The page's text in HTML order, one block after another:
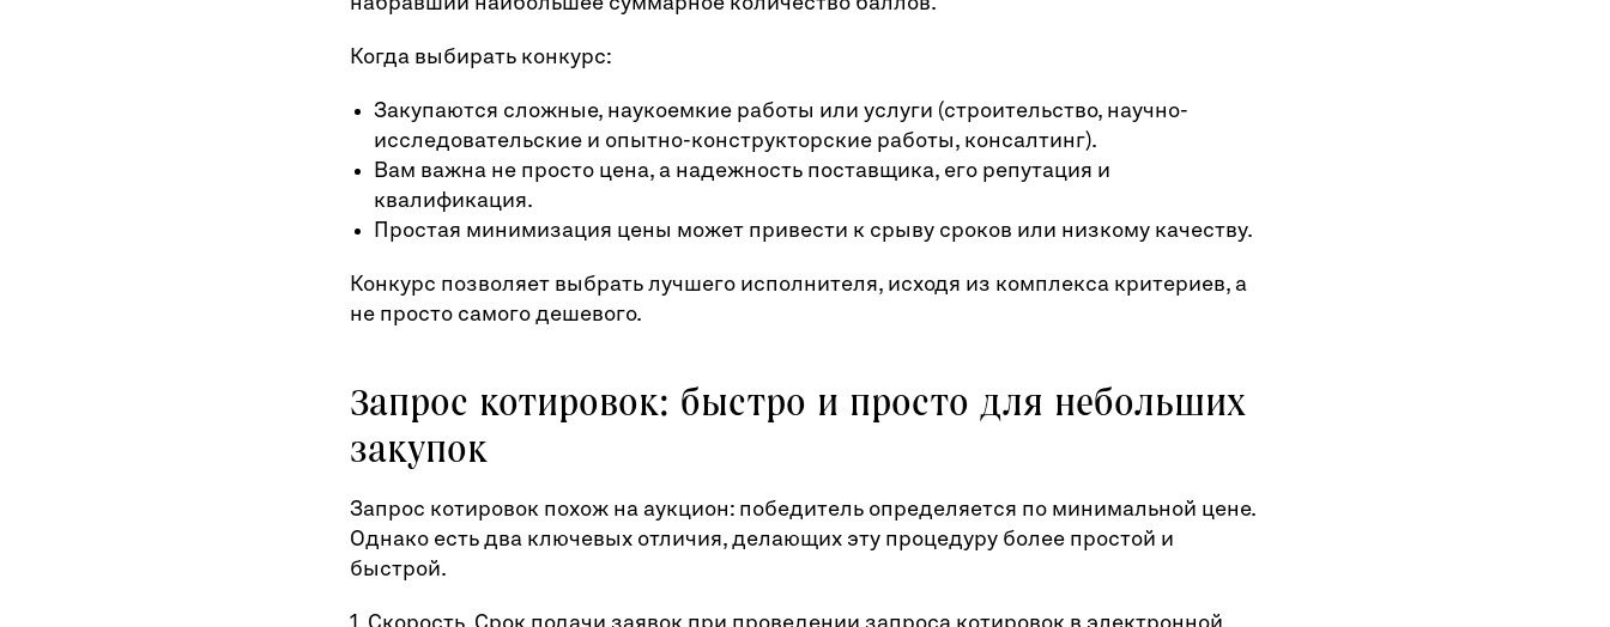
Когда выбирать конкурс:
Закупаются сложные, наукоемкие работы или услуги (строительство, научно-
исследовательские и опытно-конструкторские работы, консалтинг).
Вам важна не просто цена, а надежность поставщика, его репутация и
квалификация.
Простая минимизация цены может привести к срыву сроков или низкому качеству.
Конкурс позволяет выбрать лучшего исполнителя, исходя из комплекса критериев, а
не просто самого дешевого.
Запрос котировок: быстро и просто для небольших
закупок
Запрос котировок похож на аукцион: победитель определяется по минимальной цене.
Однако есть два ключевых отличия, делающих эту процедуру более простой и
быстрой.